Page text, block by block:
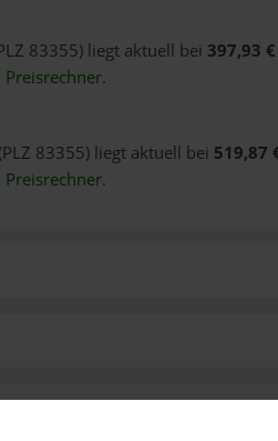
83355) liegt aktuell bei 397,93
Preisrechner.
83355) liegt aktuell bei 519,87
Preisrechner.